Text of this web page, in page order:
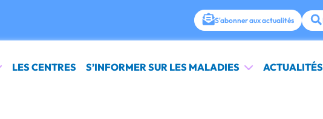
S'abonner aux actualités
LES CENTRES S’INFORMER SUR LES MALADIES